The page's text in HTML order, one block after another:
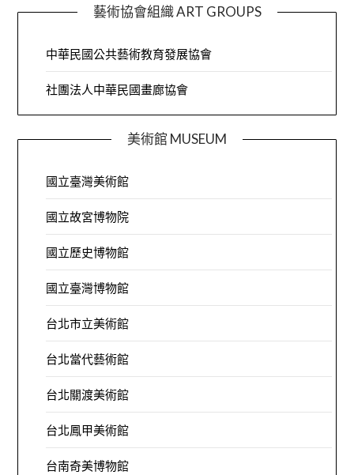
藝術協會組織 ART GROUPS
中華民國公共藝術教育發展協會
社團法人中華民國畫廊協會
美術館 MUSEUM
國立臺灣美術館
國立故宮博物院
國立歷史博物館
國立臺灣博物館
台北市立美術館
台北當代藝術館
台北關渡美術館
台北鳳甲美術館
台南奇美博物館